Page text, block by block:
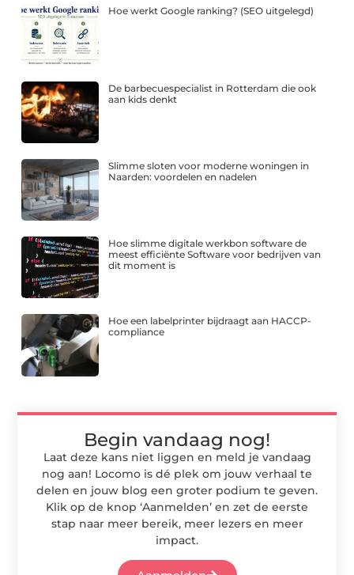
Hoe werkt Google ranking? (SEO uitgelegd)
De barbecuespecialist in Rotterdam die ook
aan kids denkt
Slimme sloten voor moderne woningen in
Naarden: voordelen en nadelen
Hoe slimme digitale werkbon software de
meest efficiënte Software voor bedrijven van
dit moment is
Hoe een labelprinter bijdraagt aan HACCP-
compliance
Begin vandaag nog!
Laat deze kans niet liggen en meld je vandaag
nog aan! Locomo is dé plek om jouw verhaal te
delen en jouw blog een groter podium te geven.
Klik op de knop ‘Aanmelden’ en zet de eerste
stap naar meer bereik, meer lezers en meer
impact.